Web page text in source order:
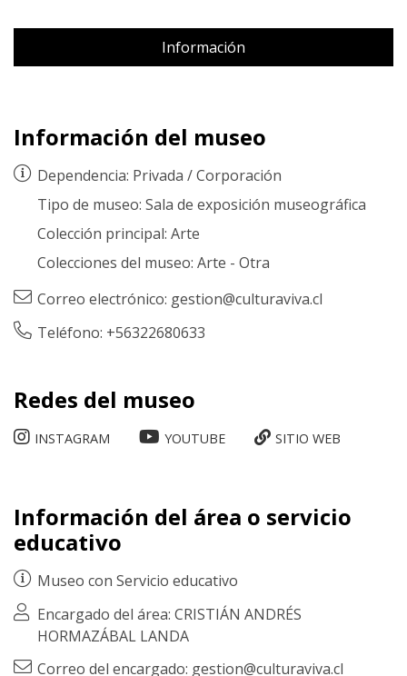
Información
Información del museo
Dependencia: Privada /Corporación
Tipo de museo: Sala de exposición museográfica
Colección principal: Arte
Colecciones del museo: Arte - Otra
Correo electrónico: gestion@culturaviva.cl
Teléfono: +56322680633
Redes del museo
INSTAGRAM YOUTUBE SITIO WEB
Información del área o servicio
educativo
Museo con Servicio educativo
Encargado del área: CRISTIÁN ANDRÉS
HORMAZÁBAL LANDA
Correo del encargado: gestion@culturaviva.cl